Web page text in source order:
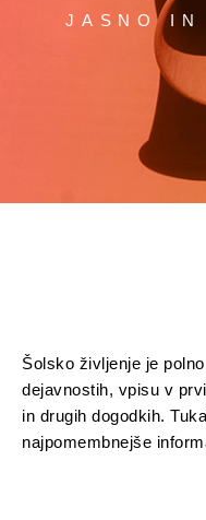
JASNO IN
Šolsko življenje je
dejavnostih, vpisu v
in drugih dogodkih.
najpomembnejše